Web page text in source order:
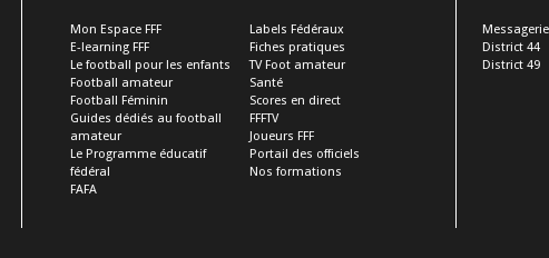
Mon Espace FFF
E-learning FFF
Le football pour les enfants
Football amateur
Football Féminin
Guides dédiés au football
amateur
Le Programme éducatif
fédéral
FAFA
Labels Fédéraux
Fiches pratiques
TV Foot amateur
Santé
Scores en direct
FFFTV
Joueurs FFF
Portail des officiels
Nos formations
District 44
District 49